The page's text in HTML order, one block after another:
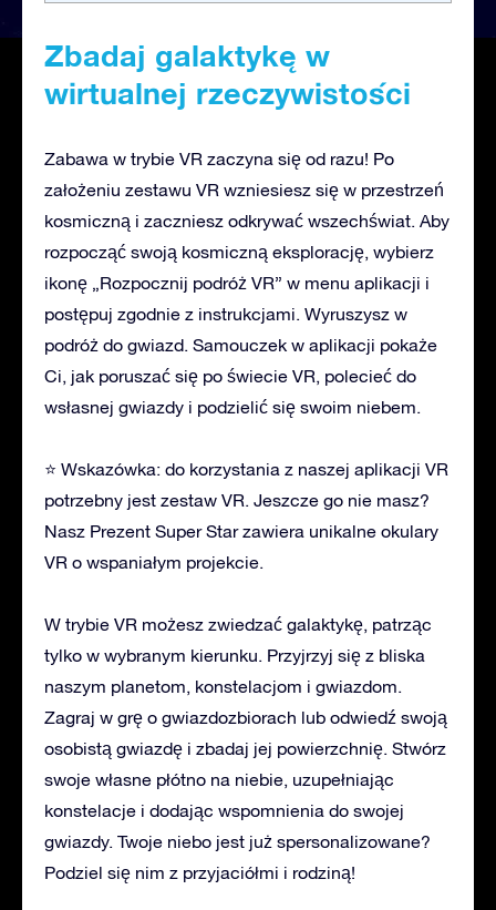
Zbadaj galaktykę w
wirtualnej rzeczywistości
Zabawa w trybie VR zaczyna się od razu! Po
założeniu zestawu VR wzniesiesz się w przestrzeń
kosmiczną i zaczniesz odkrywać wszechświat. Aby
rozpocząć swoją kosmiczną eksplorację, wybierz
ikonę „Rozpocznij podróż VR” w menu aplikacji i
postępuj zgodnie z instrukcjami. Wyruszysz w
podróż do gwiazd. Samouczek w aplikacji pokaże
Ci, jak poruszać się po świecie VR, polecieć do
wsłasnej gwiazdy i podzielić się swoim niebem.
⭐ Wskazówka: do korzystania z naszej aplikacji VR
potrzebny jest zestaw VR. Jeszcze go nie masz?
Nasz Prezent Super Star zawiera unikalne okulary
VR o wspaniałym projekcie.
W trybie VR możesz zwiedzać galaktykę, patrząc
tylko w wybranym kierunku. Przyjrzyj się z bliska
naszym planetom, konstelacjom i gwiazdom.
Zagraj w grę o gwiazdozbiorach lub odwiedź swoją
osobistą gwiazdę i zbadaj jej powierzchnię. Stwórz
swoje własne płótno na niebie, uzupełniając
konstelacje i dodając wspomnienia do swojej
gwiazdy. Twoje niebo jest już spersonalizowane?
Podziel się nim z przyjaciółmi i rodziną!